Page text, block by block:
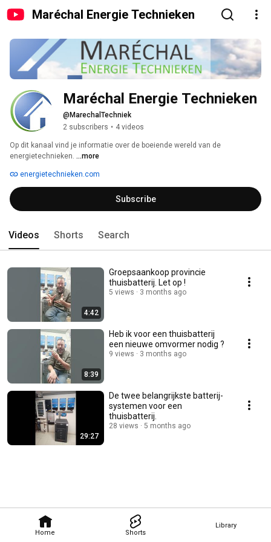
Maréchal Energie Technieken
Home Shorts
Library
Maréchal Energie Technieken
@MarechalTechniek
2 subscribers • 4 videos
Op dit kanaal vind je informatie over de boeiende wereld van de
energietechnieken. ...more
energietechnieken.com
Subscribe
Videos Shorts Search
4:42
Groepsaankoop provincie
thuisbatterij. Let op !
5 views 3 months ago
8:39
Heb ik voor een thuisbatterij
een nieuwe omvormer nodig ?
9 views 3 months ago
29:27
De twee belangrijkste batterij-
systemen voor een
thuisbatterij.
28 views 5 months ago